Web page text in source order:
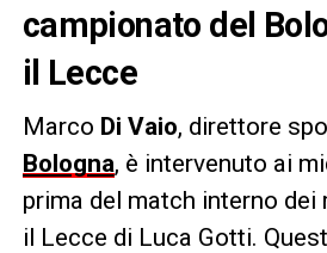
campionato del
il Lecce
Marco Di Vaio, direttore
Bologna, è intervenuto ai
prima del match interno
il Lecce di Luca Gotti.